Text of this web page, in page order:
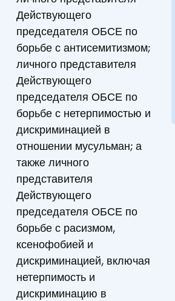
Действующего
председателя ОБСЕ по
борьбе с антисемитизмом;
личного представителя
Действующего
председателя ОБСЕ по
борьбе с нетерпимостью и
дискриминацией в
отношении мусульман; а
также личного
представителя
Действующего
председателя ОБСЕ по
борьбе с расизмом,
ксенофобией и
дискриминацией, включая
нетерпимость и
дискриминацию в